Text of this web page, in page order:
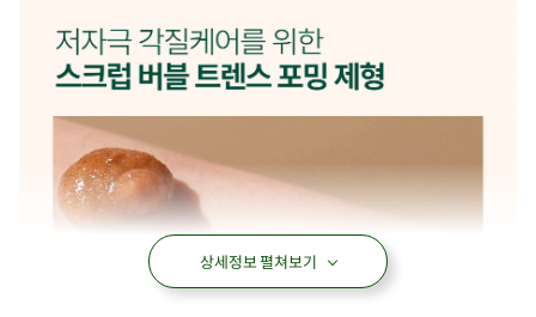
상세정보 펼쳐보기